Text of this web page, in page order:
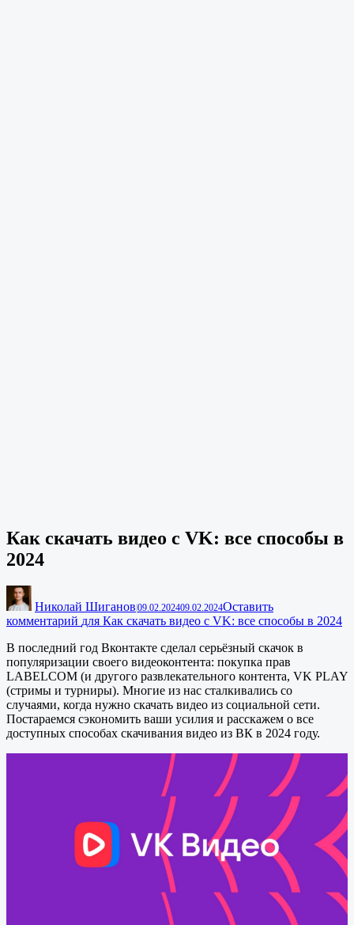
Как скачать видео с VK: все способы в
2024
Николай Шиганов 09.02.202409.02.2024Оставить
комментарий для Как скачать видео с VK: все способы в 2024
В последний год Вконтакте сделал серьёзный скачок в
популяризации своего видеоконтента: покупка прав
LABELCOM (и другого развлекательного контента, VK PLAY
(стримы и турниры). Многие из нас сталкивались со
случаями, когда нужно скачать видео из социальной сети.
Постараемся сэкономить ваши усилия и расскажем о все
доступных способах скачивания видео из ВК в 2024 году.